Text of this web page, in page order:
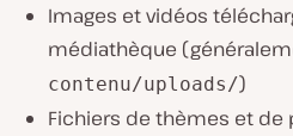
Images et vidéos
médiathèque
contenu/uploads/)
Fichiers de thèmes et de